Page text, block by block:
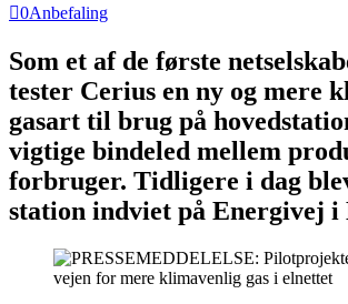
0Anbefaling
Som et af de første
tester Cerius en ny og mere
gasart til brug på
vigtige bindeled mellem
forbruger. Tidligere i dag
station indviet på Energivej i